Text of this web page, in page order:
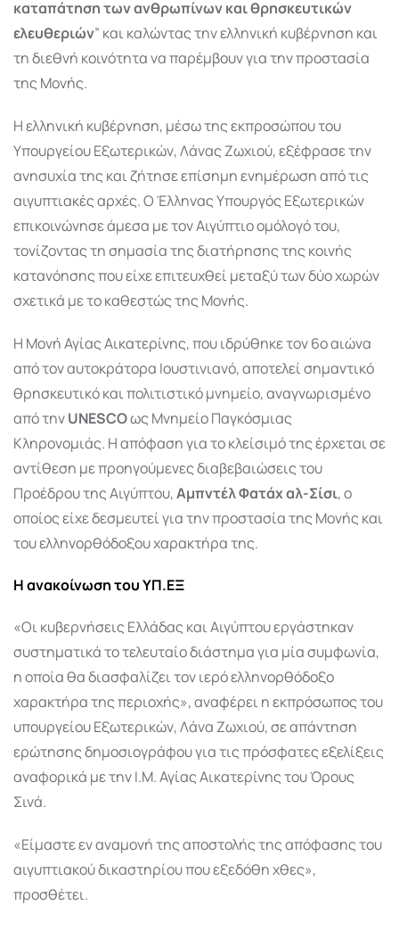
καταπάτηση των ανθρωπίνων και θρησκευτικών
ελευθεριών” και καλώντας την ελληνική κυβέρνηση και
τη διεθνή κοινότητα να παρέμβουν για την προστασία
της Μονής.
Η ελληνική κυβέρνηση, μέσω της εκπροσώπου του
Υπουργείου Εξωτερικών, Λάνας Ζωχιού, εξέφρασε την
ανησυχία της και ζήτησε επίσημη ενημέρωση από τις
αιγυπτιακές αρχές.Ο Έλληνας Υπουργός Εξωτερικών
επικοινώνησε άμεσα με τον Αιγύπτιο ομόλογό του,
τονίζοντας τη σημασία της διατήρησης της κοινής
κατανόησης που είχε επιτευχθεί μεταξύ των δύο χωρών
σχετικά με το καθεστώς της Μονής.
Η Μονή Αγίας Αικατερίνης, που ιδρύθηκε τον 6ο αιώνα
από τον αυτοκράτορα Ιουστινιανό, αποτελεί σημαντικό
θρησκευτικό και πολιτιστικό μνημείο, αναγνωρισμένο
από τηνUNESCOως Μνημείο Παγκόσμιας
Κληρονομιάς. Η απόφαση για το κλείσιμό της έρχεται σε
αντίθεση με προηγούμενες διαβεβαιώσεις του
Προέδρου της Αιγύπτου,Αμπντέλ Φατάχ αλ-Σίσι, ο
οποίος είχε δεσμευτεί για την προστασία της Μονής και
του ελληνορθόδοξου χαρακτήρα της.
Η ανακοίνωση του ΥΠ.ΕΞ
«Οι κυβερνήσεις Ελλάδας και Αιγύπτου εργάστηκαν
συστηματικά το τελευταίο διάστημα για μία συμφωνία,
η οποία θα διασφαλίζει τον ιερό ελληνορθόδοξο
χαρακτήρα της περιοχής», αναφέρει η εκπρόσωπος του
υπουργείου Εξωτερικών, Λάνα Ζωχιού, σε απάντηση
ερώτησης δημοσιογράφου για τις πρόσφατες εξελίξεις
αναφορικά με την Ι.Μ. Αγίας Αικατερίνης του Όρους
Σινά.
«Είμαστε εν αναμονή της αποστολής της απόφασης του
αιγυπτιακού δικαστηρίου που εξεδόθη χθες»,
προσθέτει.